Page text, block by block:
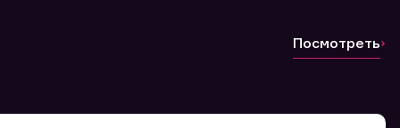
Посмотреть